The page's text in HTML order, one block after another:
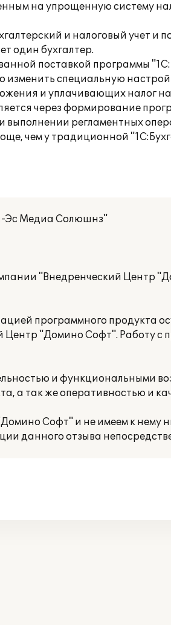
на упрощенную систему
и налоговый учет и
один бухгалтер.
поставкой программы
изменить специальную
и уплачивающих налог
через формирование
выполнении регламентных
чем у традиционной
Эс Медиа Солюшнз"
"Внедренческий Центр
программного продукта
"Домино Софт". Работу с
и функциональными
а так же оперативностью и
Софт" и не имеем к нему
данного отзыва